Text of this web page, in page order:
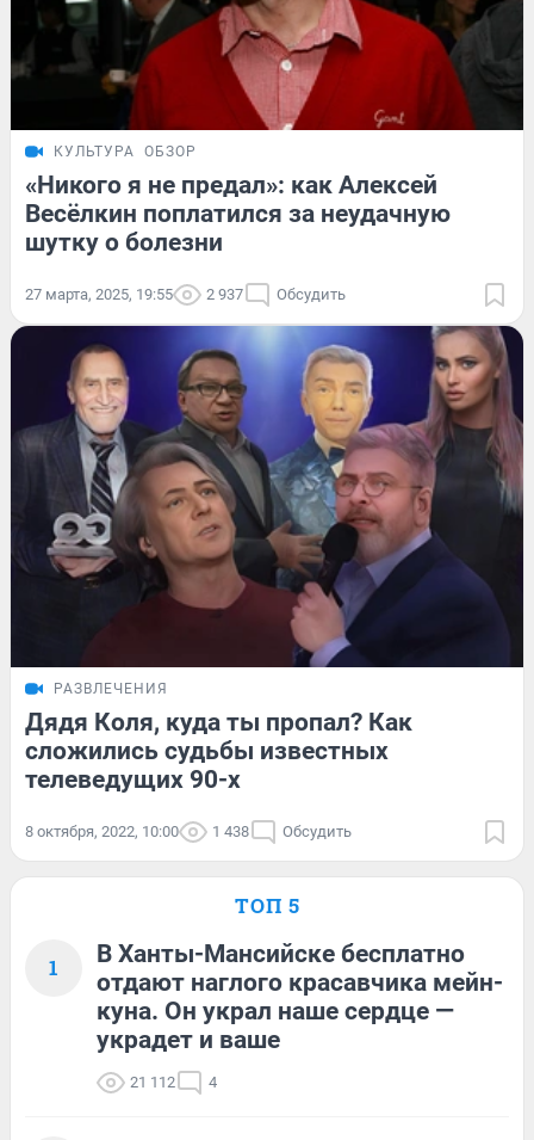
КУЛЬТУРА ОБЗОР
«Никого я не предал»: как Алексей
Весёлкин поплатился за неудачную
шутку о болезни
27 марта, 2025, 19:55 2 937 Обсудить
РАЗВЛЕЧЕНИЯ
Дядя Коля, куда ты пропал? Как
сложились судьбы известных
телеведущих 90-х
8 октября, 2022, 10:00 1 438 Обсудить
ТОП 5
1
В Ханты-Мансийске бесплатно
отдают наглого красавчика мейн-
куна. Он украл наше сердце —
украдет и ваше
21 112 4